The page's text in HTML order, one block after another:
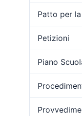
Patto per
Petizioni
Piano